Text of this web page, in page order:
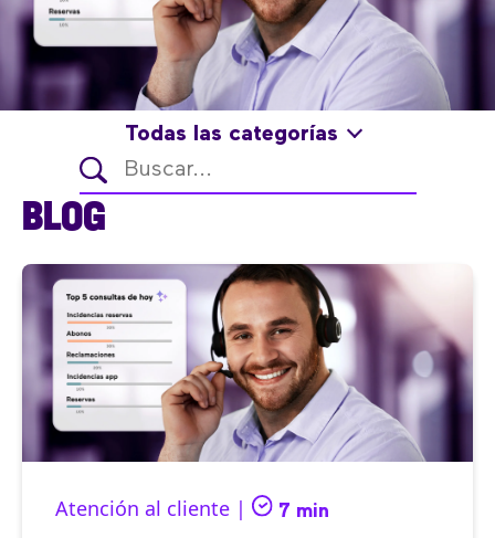
Todas las categorías
BLOG
Atención al cliente | 7 min